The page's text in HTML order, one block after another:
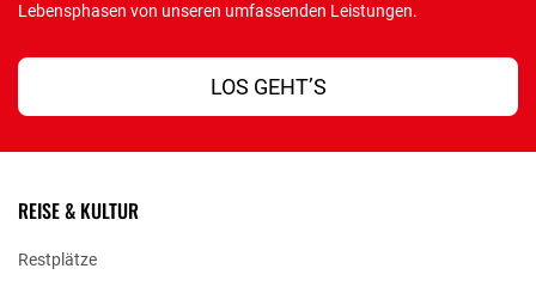
Lebensphasen von unseren umfassenden Leistungen.
LOS GEHT’S
REISE & KULTUR
Restplätze